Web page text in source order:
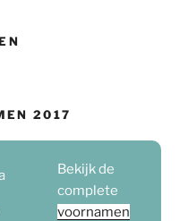
2017
Bekijk de
complete
voornamen